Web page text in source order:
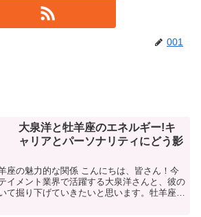
001
大泉洋と牡羊座のエネルギー!キ
ャリアとパーソナリティにどう影
座の魅力的な関係 こんにちは、皆さん！今
イメント業界で活躍する大泉洋さんと、彼の
て掘り下げていきたいと思います。牡羊座の